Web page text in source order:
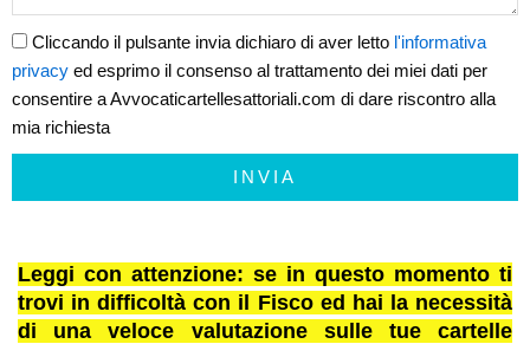
Cliccando il pulsante invia dichiaro di aver letto l'informativa
privacy ed esprimo il consenso al trattamento dei miei dati per
consentire a Avvocaticartellesattoriali.com di dare riscontro alla
mia richiesta
INVIA
Leggi con attenzione: se in questo momento ti
trovi in difficoltà con il Fisco ed hai la necessità
di una veloce valutazione sulle tue cartelle